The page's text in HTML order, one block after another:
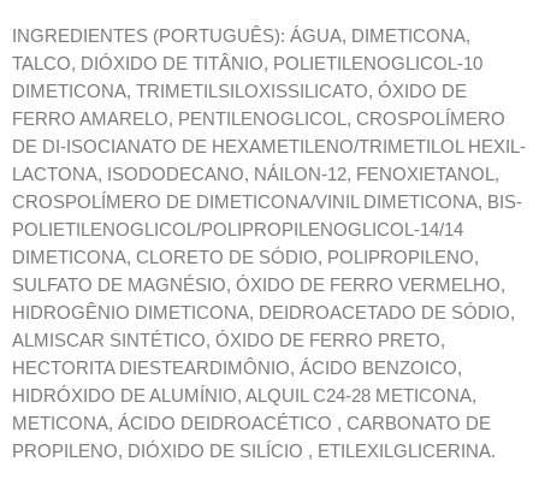
INGREDIENTES (PORTUGUÊS): ÁGUA, DIMETICONA,
TALCO, DIÓXIDO DE TITÂNIO, POLIETILENOGLICOL-10
DIMETICONA, TRIMETILSILOXISSILICATO, ÓXIDO DE
FERRO AMARELO, PENTILENOGLICOL, CROSPOLÍMERO
DE DI-ISOCIANATO DE HEXAMETILENO/TRIMETILOL HEXIL-
LACTONA, ISODODECANO, NÁILON-12, FENOXIETANOL,
CROSPOLÍMERO DE DIMETICONA/VINIL DIMETICONA, BIS-
POLIETILENOGLICOL/POLIPROPILENOGLICOL-14/14
DIMETICONA, CLORETO DE SÓDIO, POLIPROPILENO,
SULFATO DE MAGNÉSIO, ÓXIDO DE FERRO VERMELHO,
HIDROGÊNIO DIMETICONA, DEIDROACETADO DE SÓDIO,
ALMISCAR SINTÉTICO, ÓXIDO DE FERRO PRETO,
HECTORITA DIESTEARDIMÔNIO, ÁCIDO BENZOICO,
HIDRÓXIDO DE ALUMÍNIO, ALQUIL C24-28 METICONA,
METICONA, ÁCIDO DEIDROACÉTICO , CARBONATO DE
PROPILENO, DIÓXIDO DE SILÍCIO , ETILEXILGLICERINA.